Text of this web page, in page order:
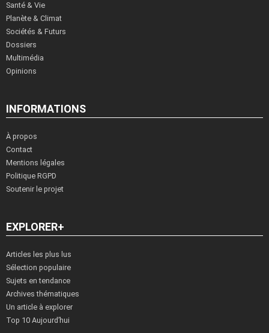
Santé & Vie
Planète & Climat
Sociétés & Futurs
Dossiers
Multimédia
Opinions
INFORMATIONS
À propos
Contact
Mentions légales
Politique RGPD
Soutenir le projet
EXPLORER+
Articles les plus lus
Sélection populaire
Sujets en tendance
Archives thématiques
Un article à explorer
Top 10 Aujourd’hui